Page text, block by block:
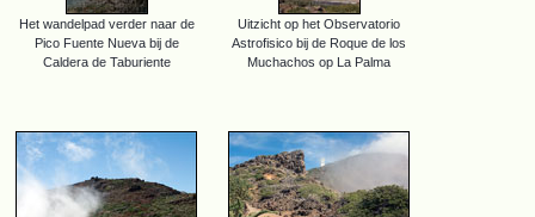
Het wandelpad verder naar de
Pico Fuente Nueva bij de
Caldera de Taburiente
Uitzicht op het Observatorio
Astrofisico bij de Roque de los
Muchachos op La Palma